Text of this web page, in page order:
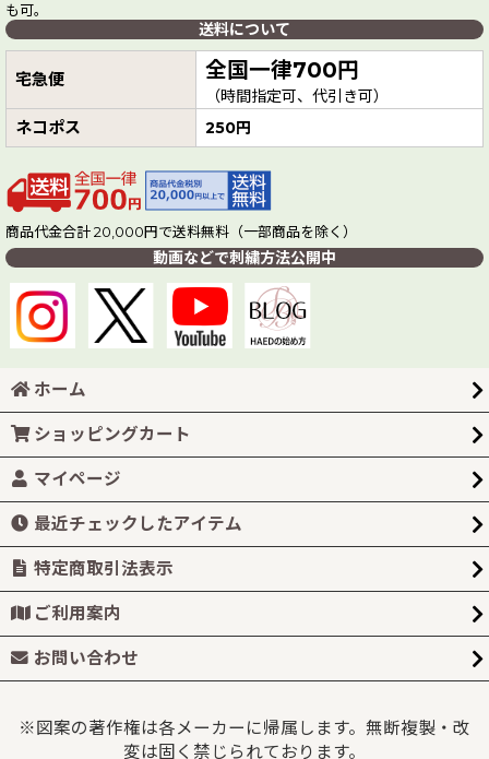
も可。
送料について
宅急便 全国一律700円
（時間指定可、代引き可）
ネコポス 250円
商品代金合計 20,000円で送料無料（一部商品を除く）
動画などで刺繍方法公開中
ホーム
ショッピングカート
マイページ
最近チェックしたアイテム
特定商取引法表示
ご利用案内
お問い合わせ
※図案の著作権は各メーカーに帰属します。無断複製・改
変は固く禁じられております。